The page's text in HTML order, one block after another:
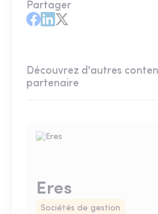
Partager
Découvrez d'autres
partenaire
Eres
Sociétés de gestion